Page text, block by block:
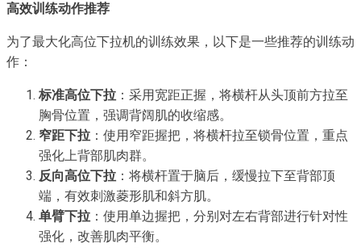
高效训练动作推荐
为了最大化高位下拉机的训练效果，以下是一些推荐的训练动
作：
标准高位下拉 ：采用宽距正握，将横杆从头顶前方拉至
胸骨位置，强调背阔肌的收缩感。
窄距下拉 ：使用窄距握把，将横杆拉至锁骨位置，重点
强化上背部肌肉群。
反向高位下拉 ：将横杆置于脑后，缓慢拉下至背部顶
端，有效刺激菱形肌和斜方肌。
单臂下拉 ：使用单边握把，分别对左右背部进行针对性
强化，改善肌肉平衡。